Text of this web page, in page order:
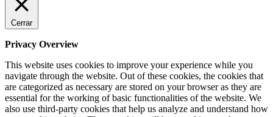
Cerrar
Privacy Overview
This website uses cookies to improve your experience while you
navigate through the website. Out of these cookies, the cookies that
are categorized as necessary are stored on your browser as they are
essential for the working of basic functionalities of the website. We
also use third-party cookies that help us analyze and understand how